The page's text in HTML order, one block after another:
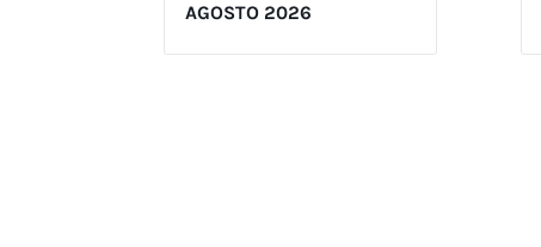
AGOSTO 2026